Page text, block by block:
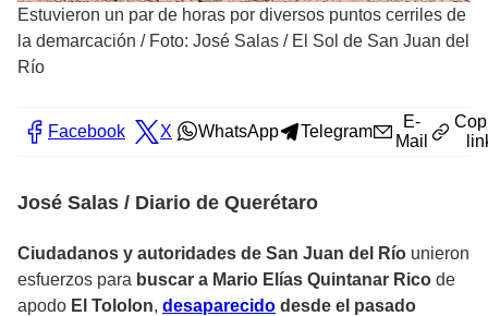
Estuvieron un par de horas por diversos puntos cerriles de
la demarcación / Foto: José Salas / El Sol de San Juan del
Río
Facebook X WhatsApp Telegram
E-
Mail
José Salas / Diario de Querétaro
Ciudadanos y autoridades de San Juan del Río unieron
esfuerzos para buscar a Mario Elías Quintanar Rico de
apodo El Tololon, desaparecido desde el pasado